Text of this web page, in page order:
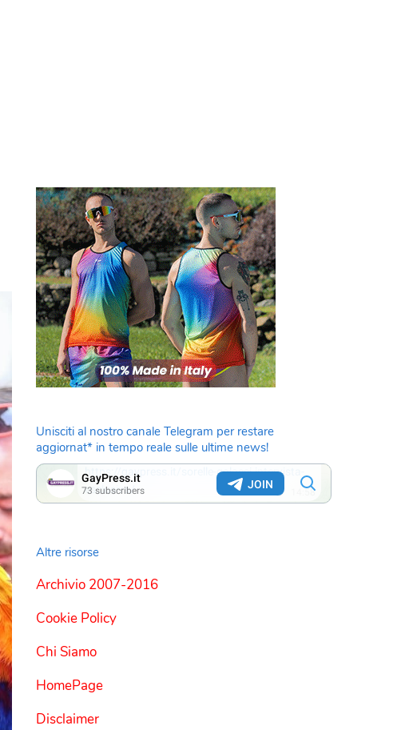
Unisciti al nostro canale Telegram per restare
aggiornat* in tempo reale sulle ultime news!
Altre risorse
Archivio 2007-2016
Cookie Policy
Chi Siamo
HomePage
Disclaimer